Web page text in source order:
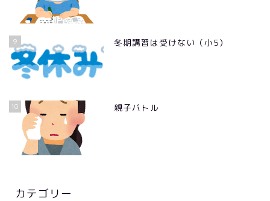
9 冬期講習は受けない（小5）
10 親子バトル
カテゴリー